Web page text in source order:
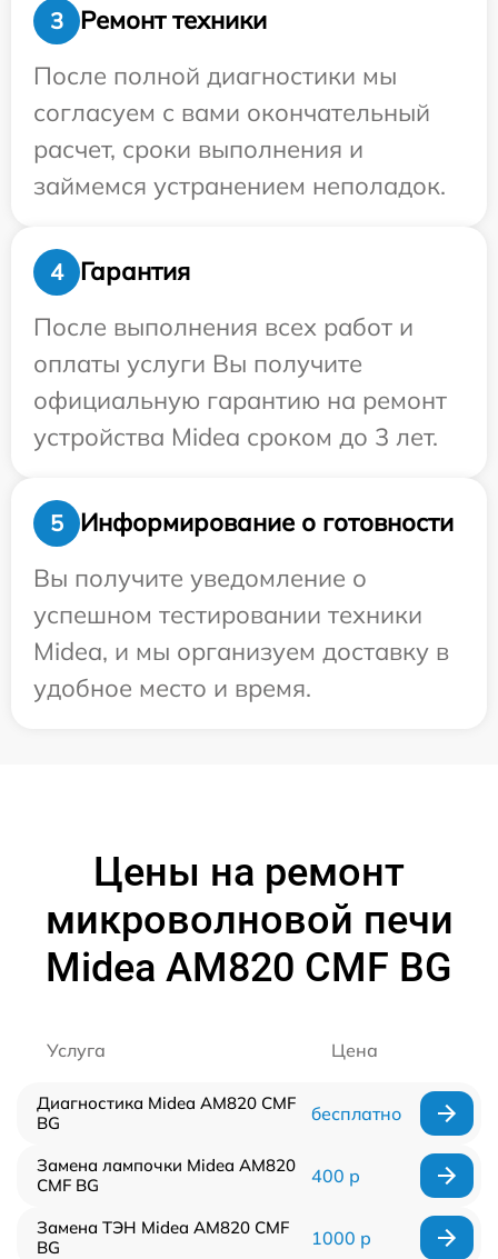
3
Ремонт техники
После полной диагностики мы
согласуем с вами окончательный
расчет, сроки выполнения и
займемся устранением неполадок.
4
Гарантия
После выполнения всех работ и
оплаты услуги Вы получите
официальную гарантию на ремонт
устройства Midea сроком до 3 лет.
5
Информирование о готовности
Вы получите уведомление о
успешном тестировании техники
Midea, и мы организуем доставку в
удобное место и время.
Цены на ремонт
микроволновой печи
Midea AM820 CMF BG
Услуга Цена
Диагностика Midea AM820 CMF
BG
бесплатно
Замена лампочки Midea AM820
CMF BG
400 р
Замена ТЭН Midea AM820 CMF
BG
1000 р